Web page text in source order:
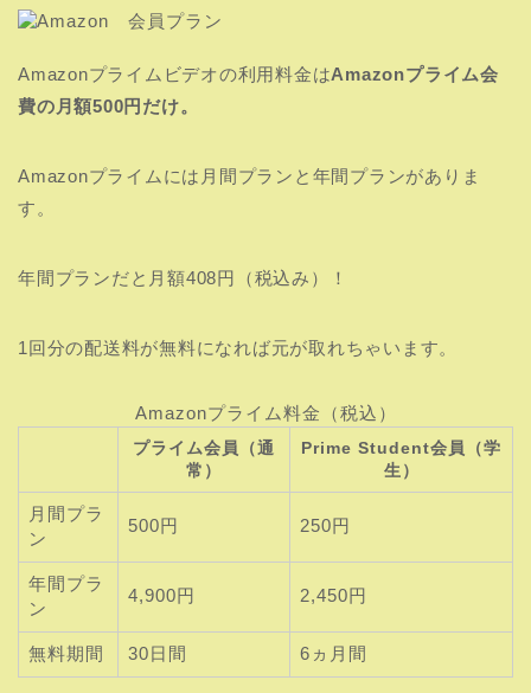
Amazonプライムビデオの利用料金はAmazonプライム会
費の月額500円だけ。
Amazonプライムには月間プランと年間プランがありま
す。
年間プランだと月額408円（税込み）！
1回分の配送料が無料になれば元が取れちゃいます。
Amazonプライム料金（税込）
プライム会員（通
常）
Prime Student会員（学
生）
月間プラ
ン
500円 250円
年間プラ
ン
4,900円 2,450円
無料期間 30日間 6ヵ月間